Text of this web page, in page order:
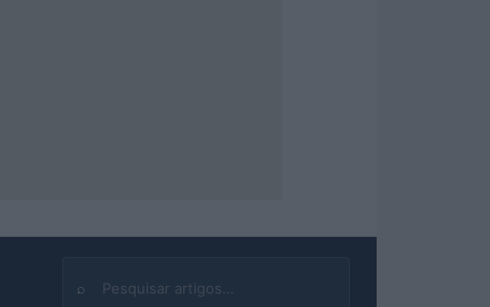
⌕
Buscar